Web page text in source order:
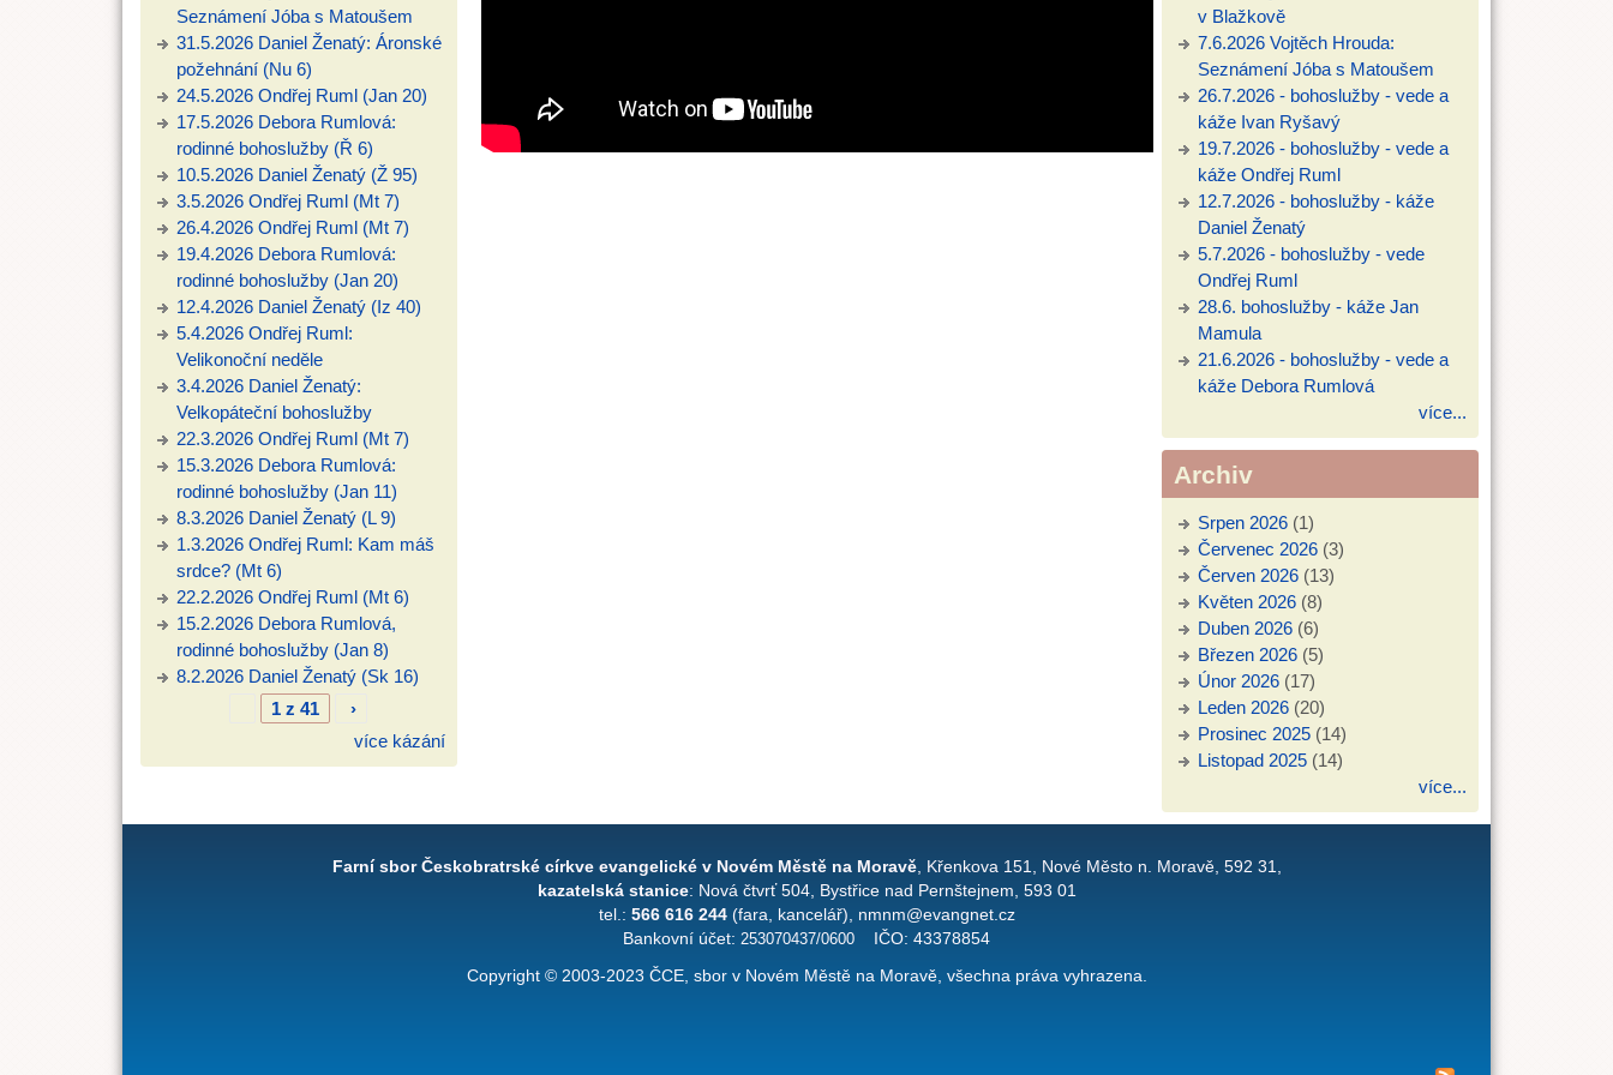
Seznámení Jóba s Matoušem
31.5.2026 Daniel Ženatý: Áronské
požehnání (Nu 6)
24.5.2026 Ondřej Ruml (Jan 20)
17.5.2026 Debora Rumlová:
rodinné bohoslužby (Ř 6)
10.5.2026 Daniel Ženatý (Ž 95)
3.5.2026 Ondřej Ruml (Mt 7)
26.4.2026 Ondřej Ruml (Mt 7)
19.4.2026 Debora Rumlová:
rodinné bohoslužby (Jan 20)
12.4.2026 Daniel Ženatý (Iz 40)
5.4.2026 Ondřej Ruml:
Velikonoční neděle
3.4.2026 Daniel Ženatý:
Velkopáteční bohoslužby
22.3.2026 Ondřej Ruml (Mt 7)
15.3.2026 Debora Rumlová:
rodinné bohoslužby (Jan 11)
8.3.2026 Daniel Ženatý (L 9)
1.3.2026 Ondřej Ruml: Kam máš
srdce? (Mt 6)
22.2.2026 Ondřej Ruml (Mt 6)
15.2.2026 Debora Rumlová,
rodinné bohoslužby (Jan 8)
8.2.2026 Daniel Ženatý (Sk 16)
1 z 41
›
více kázání
v Blažkově
7.6.2026 Vojtěch Hrouda:
Seznámení Jóba s Matoušem
26.7.2026 - bohoslužby - vede a
káže Ivan Ryšavý
19.7.2026 - bohoslužby - vede a
káže Ondřej Ruml
12.7.2026 - bohoslužby - káže
Daniel Ženatý
5.7.2026 - bohoslužby - vede
Ondřej Ruml
28.6. bohoslužby - káže Jan
Mamula
21.6.2026 - bohoslužby - vede a
káže Debora Rumlová
více...
Archiv
Srpen 2026 (1)
Červenec 2026 (3)
Červen 2026 (13)
Květen 2026 (8)
Duben 2026 (6)
Březen 2026 (5)
Únor 2026 (17)
Leden 2026 (20)
Prosinec 2025 (14)
Listopad 2025 (14)
více...
Farní sbor Českobratrské církve evangelické v Novém Městě na Moravě, Křenkova 151, Nové Město n. Moravě, 592 31,
kazatelská stanice: Nová čtvrť 504, Bystřice nad Pernštejnem, 593 01
tel.: 566 616 244(fara, kancelář), nmnm@evangnet.cz
Bankovní účet: 253070437/0600 IČO: 43378854
Copyright © 2003-2023 ČCE, sbor v Novém Městě na Moravě, všechna práva vyhrazena.